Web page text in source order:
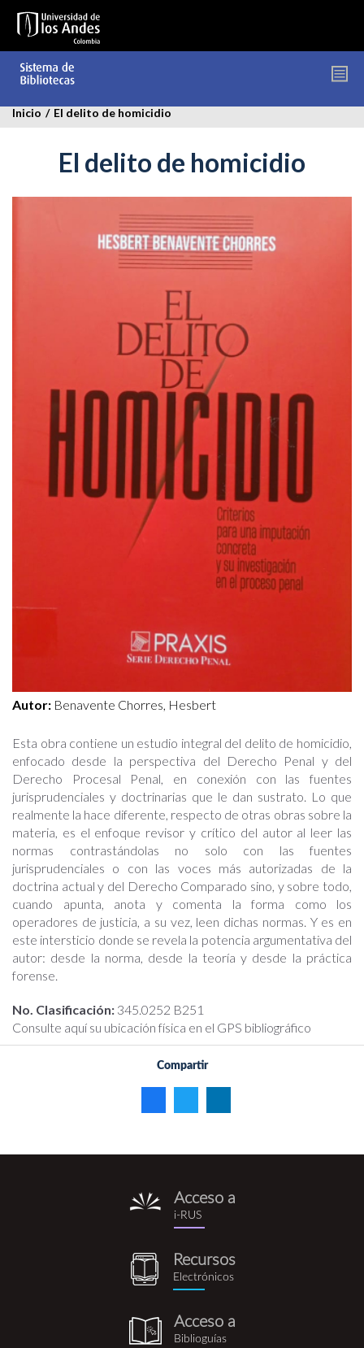
contenido
Inicio / El delito de homicidio
El delito de homicidio
homicidio.jpg
Autor: Benavente Chorres, Hesbert
Esta obra contiene un estudio integral del delito de homicidio,
enfocado desde la perspectiva del Derecho Penal y del
Derecho Procesal Penal, en conexión con las fuentes
jurisprudenciales y doctrinarias que le dan sustrato. Lo que
realmente la hace diferente, respecto de otras obras sobre la
materia, es el enfoque revisor y crítico del autor al leer las
normas contrastándolas no solo con las fuentes
jurisprudenciales o con las voces más autorizadas de la
doctrina actual y del Derecho Comparado sino, y sobre todo,
cuando apunta, anota y comenta la forma como los
operadores de justicia, a su vez, leen dichas normas. Y es en
este intersticio donde se revela la potencia argumentativa del
autor: desde la norma, desde la teoría y desde la práctica
forense.
No. Clasificación: 345.0252 B251
Consulte aquí su ubicación física en el GPS bibliográfico
Compartir
i-
rus.png
Acceso a
i-RUS
recursos_electronicos.png
Recursos
Electrónicos
biblioguia.png
Acceso a
Biblioguías